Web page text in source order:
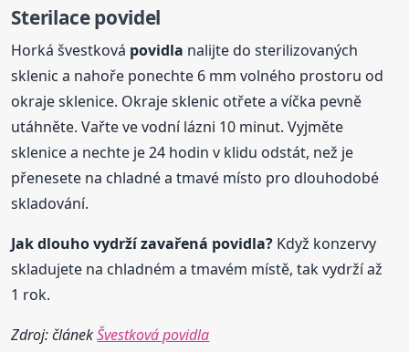
Sterilace povidel
Horká švestková povidla nalijte do sterilizovaných
sklenic a nahoře ponechte 6 mm volného prostoru od
okraje sklenice. Okraje sklenic otřete a víčka pevně
utáhněte. Vařte ve vodní lázni 10 minut. Vyjměte
sklenice a nechte je 24 hodin v klidu odstát, než je
přenesete na chladné a tmavé místo pro dlouhodobé
skladování.
Jak dlouho vydrží zavařená povidla? Když konzervy
skladujete na chladném a tmavém místě, tak vydrží až
1 rok.
Zdroj: článekŠvestková povidla